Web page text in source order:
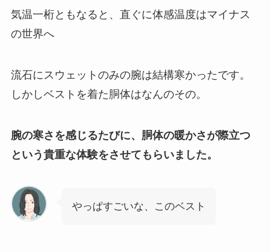
気温一桁ともなると、直ぐに体感温度はマイナス
の世界へ
流石にスウェットのみの腕は結構寒かったです。
しかしベストを着た胴体はなんのその。
腕の寒さを感じるたびに、胴体の暖かさが際立つ
という貴重な体験をさせてもらいました。
やっぱすごいな、このベスト